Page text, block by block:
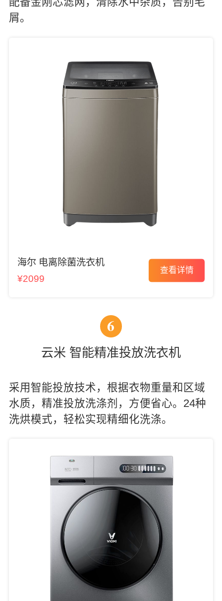
屑。
海尔 电离除菌洗衣机
¥2099
查看详情
6
云米 智能精准投放洗衣机
采用智能投放技术，根据衣物重量和区域
水质，精准投放洗涤剂，方便省心。24种
洗烘模式，轻松实现精细化洗涤。